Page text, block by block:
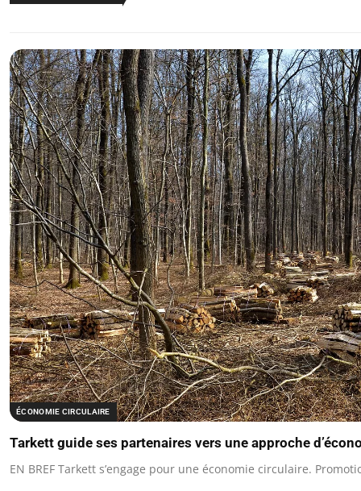
ÉCONOMIE CIRCULAIRE
Tarkett guide ses partenaires vers une approche
EN BREF Tarkett s’engage pour une économie circulaire.